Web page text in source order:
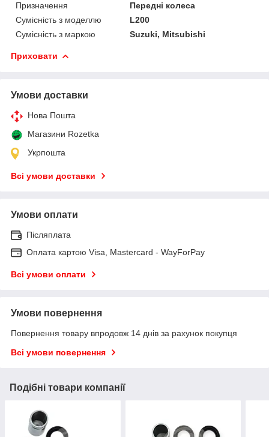
Призначення
Передні колеса
Сумісність з моделлю
L200
Сумісність з маркою
Suzuki, Mitsubishi
Приховати
Умови доставки
Нова Пошта
Магазини Rozetka
Укрпошта
Всі умови доставки
Умови оплати
Післяплата
Оплата картою Visa, Mastercard - WayForPay
Всі умови оплати
Умови повернення
Повернення товару впродовж 14 днів за рахунок покупця
Всі умови повернення
Подібні товари компанії